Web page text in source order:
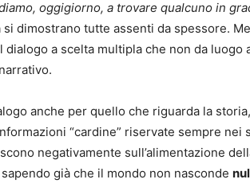
oggigiorno, a trovare qualcuno in
si dimostrano tutte assenti da spessore.
a scelta multipla che non da luogo
anche per quello che riguarda la
“cardine” riservate sempre nei
negativamente sull’alimentazione
già che il mondo non nasconde